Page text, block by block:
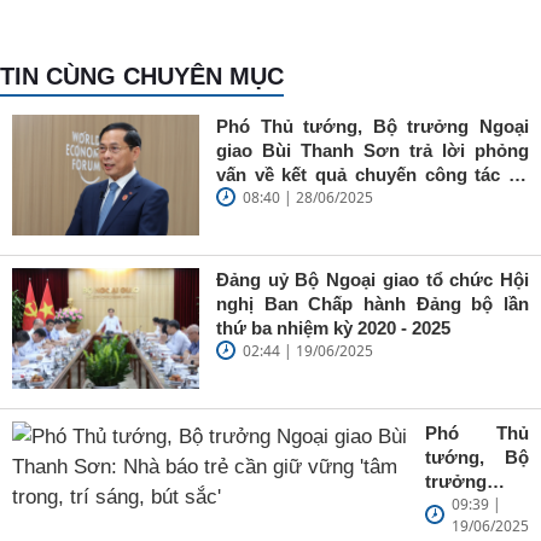
TIN CÙNG CHUYÊN MỤC
Phó Thủ tướng, Bộ trưởng Ngoại
giao Bùi Thanh Sơn trả lời phỏng
vấn về kết quả chuyến công tác tại
Trung Quốc của Thủ tướng Chính
08:40 | 28/06/2025
Đảng uỷ Bộ Ngoại giao tổ chức Hội
nghị Ban Chấp hành Đảng bộ lần
thứ ba nhiệm kỳ 2020 - 2025
02:44 | 19/06/2025
Phó Thủ
tướng, Bộ
trưởng
Ngoại giao
Bùi Thanh
09:39 |
19/06/2025